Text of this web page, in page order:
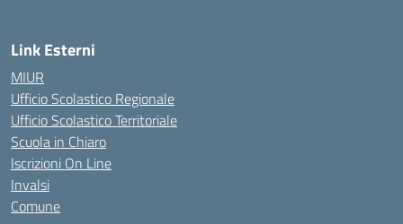
Link Esterni
MIUR
Ufficio Scolastico Regionale
Ufficio Scolastico Territoriale
Scuola in Chiaro
Iscrizioni On Line
Invalsi
Comune